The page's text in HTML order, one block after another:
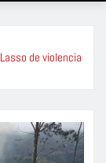
de violencia